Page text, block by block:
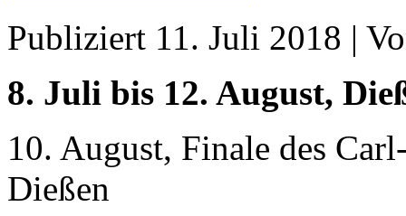
Publiziert 11. Juli 2018 |
8. Juli bis 12. August,
10. August, Finale des
Dießen